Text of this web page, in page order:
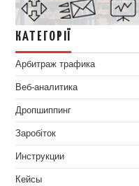
КАТЕГОРІЇ
Арбитраж трафика
Веб-аналитика
Дропшиппинг
Заробіток
Инструкции
Кейсы